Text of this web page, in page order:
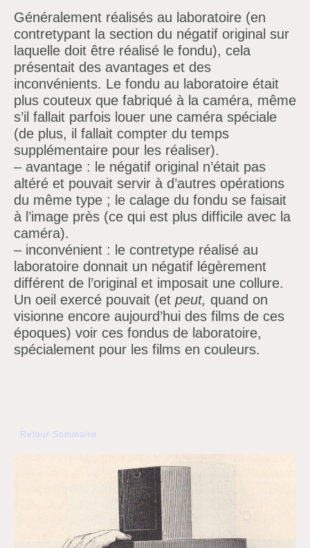
Généralement réalisés au laboratoire (en
contretypant la section du négatif original sur
laquelle doit être réalisé le fondu), cela
présentait des avantages et des
inconvénients. Le fondu au laboratoire était
plus couteux que fabriqué à la caméra, même
s’il fallait parfois louer une caméra spéciale
(de plus, il fallait compter du temps
supplémentaire pour les réaliser).
– avantage : le négatif original n’était pas
altéré et pouvait servir à d’autres opérations
du même type ; le calage du fondu se faisait
à l’image près (ce qui est plus difficile avec la
caméra).
– inconvénient : le contretype réalisé au
laboratoire donnait un négatif légèrement
différent de l’original et imposait une collure.
Un oeil exercé pouvait (et peut, quand on
visionne encore aujourd’hui des films de ces
époques) voir ces fondus de laboratoire,
spécialement pour les films en couleurs.
Retour Sommaire